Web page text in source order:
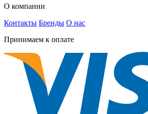
О компании
Контакты Бренды О нас
Принимаем к оплате